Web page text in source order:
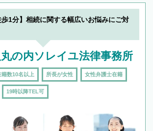
19時以降TEL可の条件
を加えて再検索
歩1分】相続に関する幅広いお悩みにご対
の内ソレイユ法律事務所
籍数10名以上 所長が女性 女性弁護士在籍
19時以降TEL可